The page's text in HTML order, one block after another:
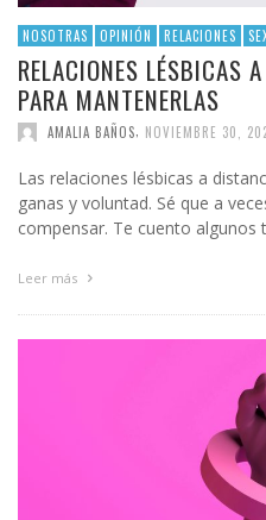
NOSOTRAS OPINIÓN RELACIONES
RELACIONES LÉSBICAS
PARA MANTENERLAS
AMALIA BAÑOS NOVIEMBRE 30,
Las relaciones lésbicas a
ganas y voluntad. Sé que a
compensar. Te cuento algunos
Leer más